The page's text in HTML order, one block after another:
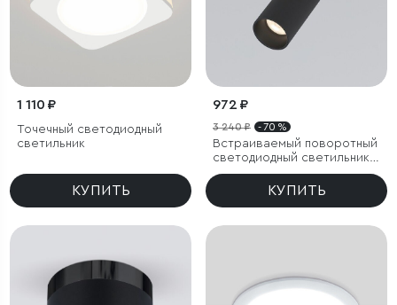
1 110 ₽
Точечный светодиодный
светильник
КУПИТЬ
972 ₽
3 240 ₽ - 70 %
Встраиваемый поворотный
светодиодный светильник
Diffe
КУПИТЬ